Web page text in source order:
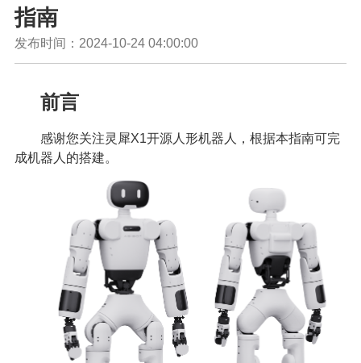
指南
发布时间：2024-10-24 04:00:00
前言
感谢您关注灵犀X1开源人形机器人，根据本指南可完
成机器人的搭建。